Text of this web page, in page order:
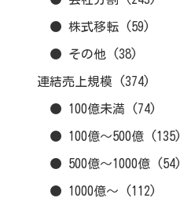
● 株式移転 (59)
● その他 (38)
連結売上規模 (374)
● 100億未満 (74)
● 100億～500億 (135)
● 500億～1000億 (54)
● 1000億～ (112)